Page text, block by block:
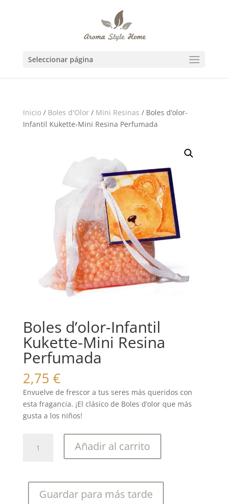
Seleccionar página
Inicio/ Boles d'Olor/ Mini Resinas / Boles d’olor-
Infantil Kukette-Mini Resina Perfumada
Boles d’olor-Infantil
Kukette-Mini Resina
Perfumada
2,75 €
Envuelve de frescor a tus seres más queridos con
esta fragancia. ¡El clásico de Boles d’olor que más
gusta a los niños!
d'olor-
Mini
Resina
Añadir al carrito
Guardar para más tarde